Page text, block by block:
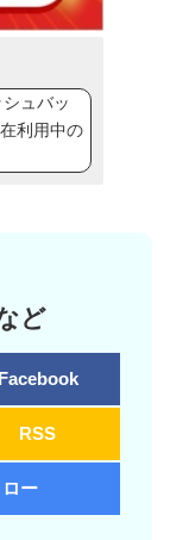
ュバッ
利用中の
ど
Facebook
RSS
ー